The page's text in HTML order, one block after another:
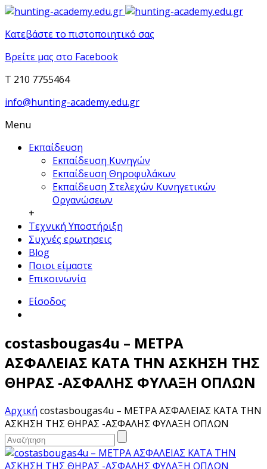
Κατεβάστε το πιστοποιητικό σας
Βρείτε μας στο Facebook
T 210 7755464
info@hunting-academy.edu.gr
Menu
Εκπαίδευση
Εκπαίδευση Κυνηγών
Εκπαίδευση Θηροφυλάκων
Εκπαίδευση Στελεχών Κυνηγετικών
Οργανώσεων
+
Τεχνική Υποστήριξη
Συχνές ερωτησεις
Blog
Ποιοι είμαστε
Επικοινωνία
Είσοδος
costasbougas4u – ΜΕΤΡΑ
ΑΣΦΑΛΕΙΑΣ ΚΑΤΑ ΤΗΝ ΑΣΚΗΣΗ ΤΗΣ
ΘΗΡΑΣ -ΑΣΦΑΛΗΣ ΦΥΛΑΞΗ ΟΠΛΩΝ
Αρχική costasbougas4u – ΜΕΤΡΑ ΑΣΦΑΛΕΙΑΣ ΚΑΤΑ ΤΗΝ
ΑΣΚΗΣΗ ΤΗΣ ΘΗΡΑΣ -ΑΣΦΑΛΗΣ ΦΥΛΑΞΗ ΟΠΛΩΝ